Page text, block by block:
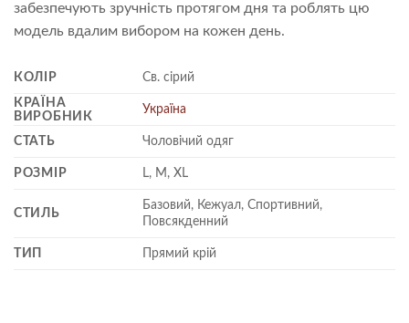
забезпечують зручність протягом дня та роблять цю
модель вдалим вибором на кожен день.
КОЛІР
Св. сірий
КРАЇНА
ВИРОБНИК
Україна
СТАТЬ Чоловічий одяг
РОЗМІР L, M, XL
СТИЛЬ
Базовий, Кежуал, Спортивний,
Повсякденний
ТИП Прямий крій